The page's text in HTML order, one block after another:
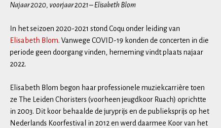
Najaar 2020, voorjaar 2021 – Elisabeth Blom
In het seizoen 2020-2021 stond Coqu onder leiding van
Elisabeth Blom. Vanwege COVID-19 konden de concerten in die
periode geen doorgang vinden, herneming vindt plaats najaar
2022.
Elisabeth Blom begon haar professionele muziekcarrière toen
ze The Leiden Choristers (voorheen jeugdkoor Ruach) oprichtte
in 2003. Dit koor behaalde de juryprijs en de publieksprijs op het
Nederlands Koorfestival in 2012 en werd daarmee Koor van het